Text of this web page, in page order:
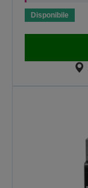
Disponibile